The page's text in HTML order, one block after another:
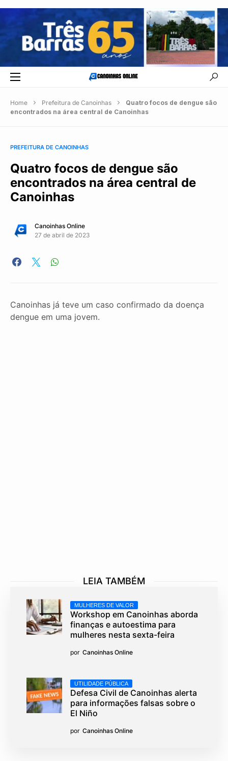
Home Prefeitura de Canoinhas
Quatro focos de dengue são
encontrados na área central de Canoinhas
PREFEITURA DE CANOINHAS
Quatro focos de dengue são
encontrados na área central de
Canoinhas
Canoinhas Online
27 de abril de 2023
Canoinhas já teve um caso confirmado da doença
dengue em uma jovem.
LEIA TAMBÉM
MULHERES DE VALOR
Workshop em Canoinhas aborda
finanças e autoestima para
mulheres nesta sexta-feira
por Canoinhas Online
UTILIDADE PÚBLICA
Defesa Civil de Canoinhas alerta
para informações falsas sobre o
El Niño
por Canoinhas Online